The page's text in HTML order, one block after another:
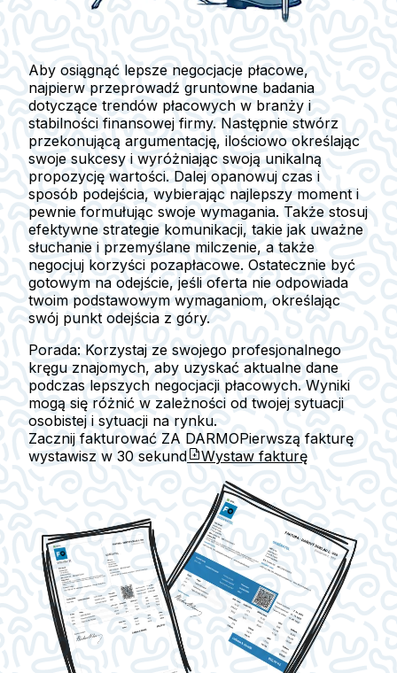
Aby osiągnąć lepsze negocjacje płacowe,
najpierw przeprowadź gruntowne badania
dotyczące trendów płacowych w branży i
stabilności finansowej firmy. Następnie stwórz
przekonującą argumentację, ilościowo określając
swoje sukcesy i wyróżniając swoją unikalną
propozycję wartości. Dalej opanowuj czas i
sposób podejścia, wybierając najlepszy moment i
pewnie formułując swoje wymagania. Także stosuj
efektywne strategie komunikacji, takie jak uważne
słuchanie i przemyślane milczenie, a także
negocjuj korzyści pozapłacowe. Ostatecznie być
gotowym na odejście, jeśli oferta nie odpowiada
twoim podstawowym wymaganiom, określając
swój punkt odejścia z góry.
Porada: Korzystaj ze swojego profesjonalnego
kręgu znajomych, aby uzyskać aktualne dane
podczas lepszych negocjacji płacowych. Wyniki
mogą się różnić w zależności od twojej sytuacji
osobistej i sytuacji na rynku.
Zacznij fakturować ZA DARMOPierwszą fakturę
wystawisz w 30 sekund Wystaw fakturę